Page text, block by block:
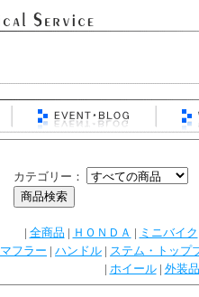
カテゴリー：
| 全商品 | ＨＯＮＤＡ | ミニバイク
マフラー | ハンドル | ステム・トップ
| ホイール| 外装品